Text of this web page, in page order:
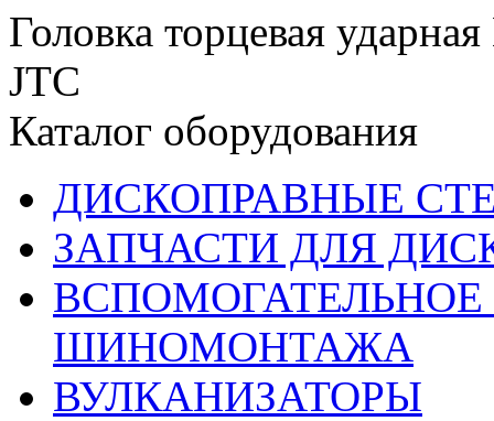
Головка торцевая
JTC
Каталог оборудования
ДИСКОПРАВНЫЕ
ЗАПЧАСТИ ДЛЯ
ШИНОМОНТАЖА
ВУЛКАНИЗАТОРЫ